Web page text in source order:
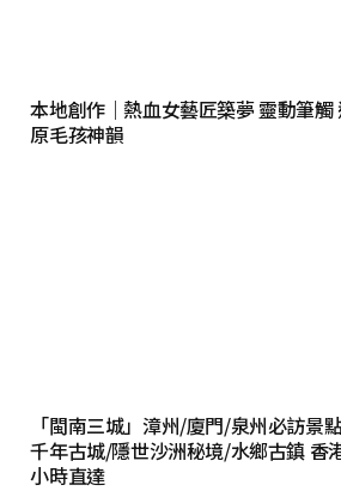
本地創作｜熱血女藝匠築夢 靈動筆觸
原毛孩神韻
「閩南三城」漳州/廈門/泉州必訪景點
千年古城/隱世沙洲秘境/水鄉古鎮 香
小時直達